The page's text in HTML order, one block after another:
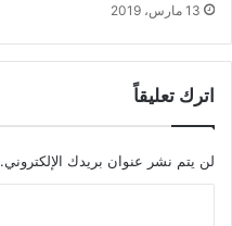
13 مارس، 2019
اترك تعليقاً
لن يتم نشر عنوان بريدك الإلكتروني.